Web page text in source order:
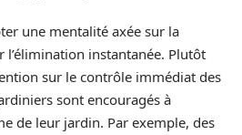
une mentalité axée sur la
instantanée. Plutôt
sur le contrôle immédiat des
sont encouragés à
de leur jardin. Par exemple, des